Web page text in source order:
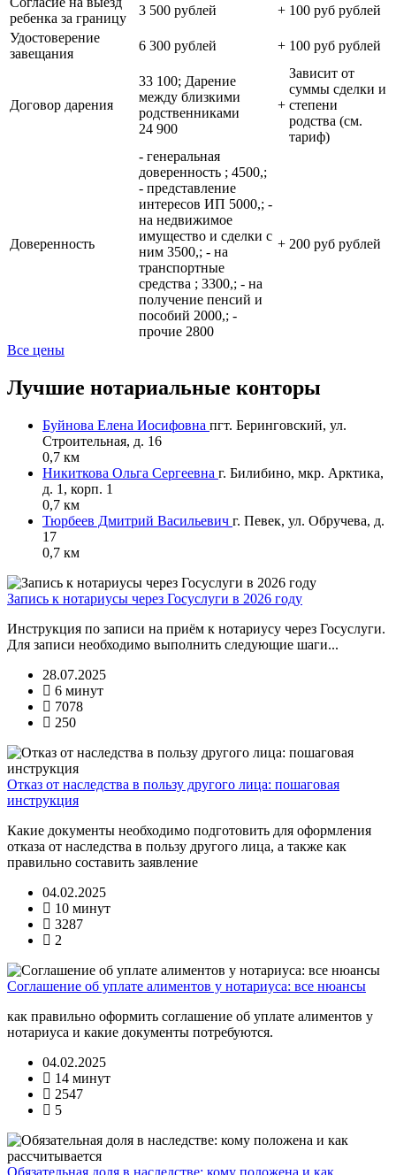
ребенка за границу
3 500 рублей + 100 руб рублей
Удостоверение
завещания
6 300 рублей + 100 руб рублей
Договор дарения
33 100; Дарение
между близкими
родственниками
24 900
+
Зависит от
суммы сделки и
степени
родства (см.
тариф)
Доверенность
- генеральная
доверенность ; 4500,;
- представление
интересов ИП 5000,; -
на недвижимое
имущество и сделки с
ним 3500,; - на
транспортные
средства ; 3300,; - на
получение пенсий и
пособий 2000,; -
прочие 2800
+ 200 руб рублей
Все цены
Лучшие нотариальные конторы
Буйнова Елена Иосифовна пгт. Беринговский, ул.
Строительная, д. 16
0,7 км
Никиткова Ольга Сергеевна г. Билибино, мкр. Арктика,
д. 1, корп. 1
0,7 км
Тюрбеев Дмитрий Васильевич г. Певек, ул. Обручева, д.
17
0,7 км
Запись к нотариусы через Госуслуги в 2026 году
Инструкция по записи на приём к нотариусу через Госуслуги.
Для записи необходимо выполнить следующие шаги...
28.07.2025
6 минут
7078
250
Отказ от наследства в пользу другого лица: пошаговая
инструкция
Какие документы необходимо подготовить для оформления
отказа от наследства в пользу другого лица, а также как
правильно составить заявление
04.02.2025
10 минут
3287
2
Соглашение об уплате алиментов у нотариуса: все нюансы
как правильно оформить соглашение об уплате алиментов у
нотариуса и какие документы потребуются.
04.02.2025
14 минут
2547
5
Обязательная доля в наследстве: кому положена и как